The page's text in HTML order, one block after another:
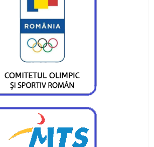
Munteanu, cel mai bun junior din
țară
frumoase pentru aruncările
CS Ceahlăului
și Darius Gavriloaia, reprezentanții
Ceahlăului în Slovacia
au adus medalii importante
lotului României